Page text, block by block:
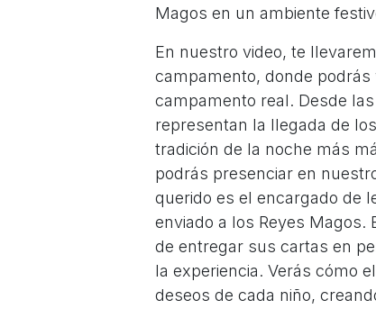
Magos en un ambiente
En nuestro video, te
campamento, donde
campamento real. Desde
representan la llegada de
tradición de la noche más
podrás presenciar en
querido es el encargado de
enviado a los Reyes
de entregar sus cartas en
la experiencia. Verás cómo
deseos de cada niño,